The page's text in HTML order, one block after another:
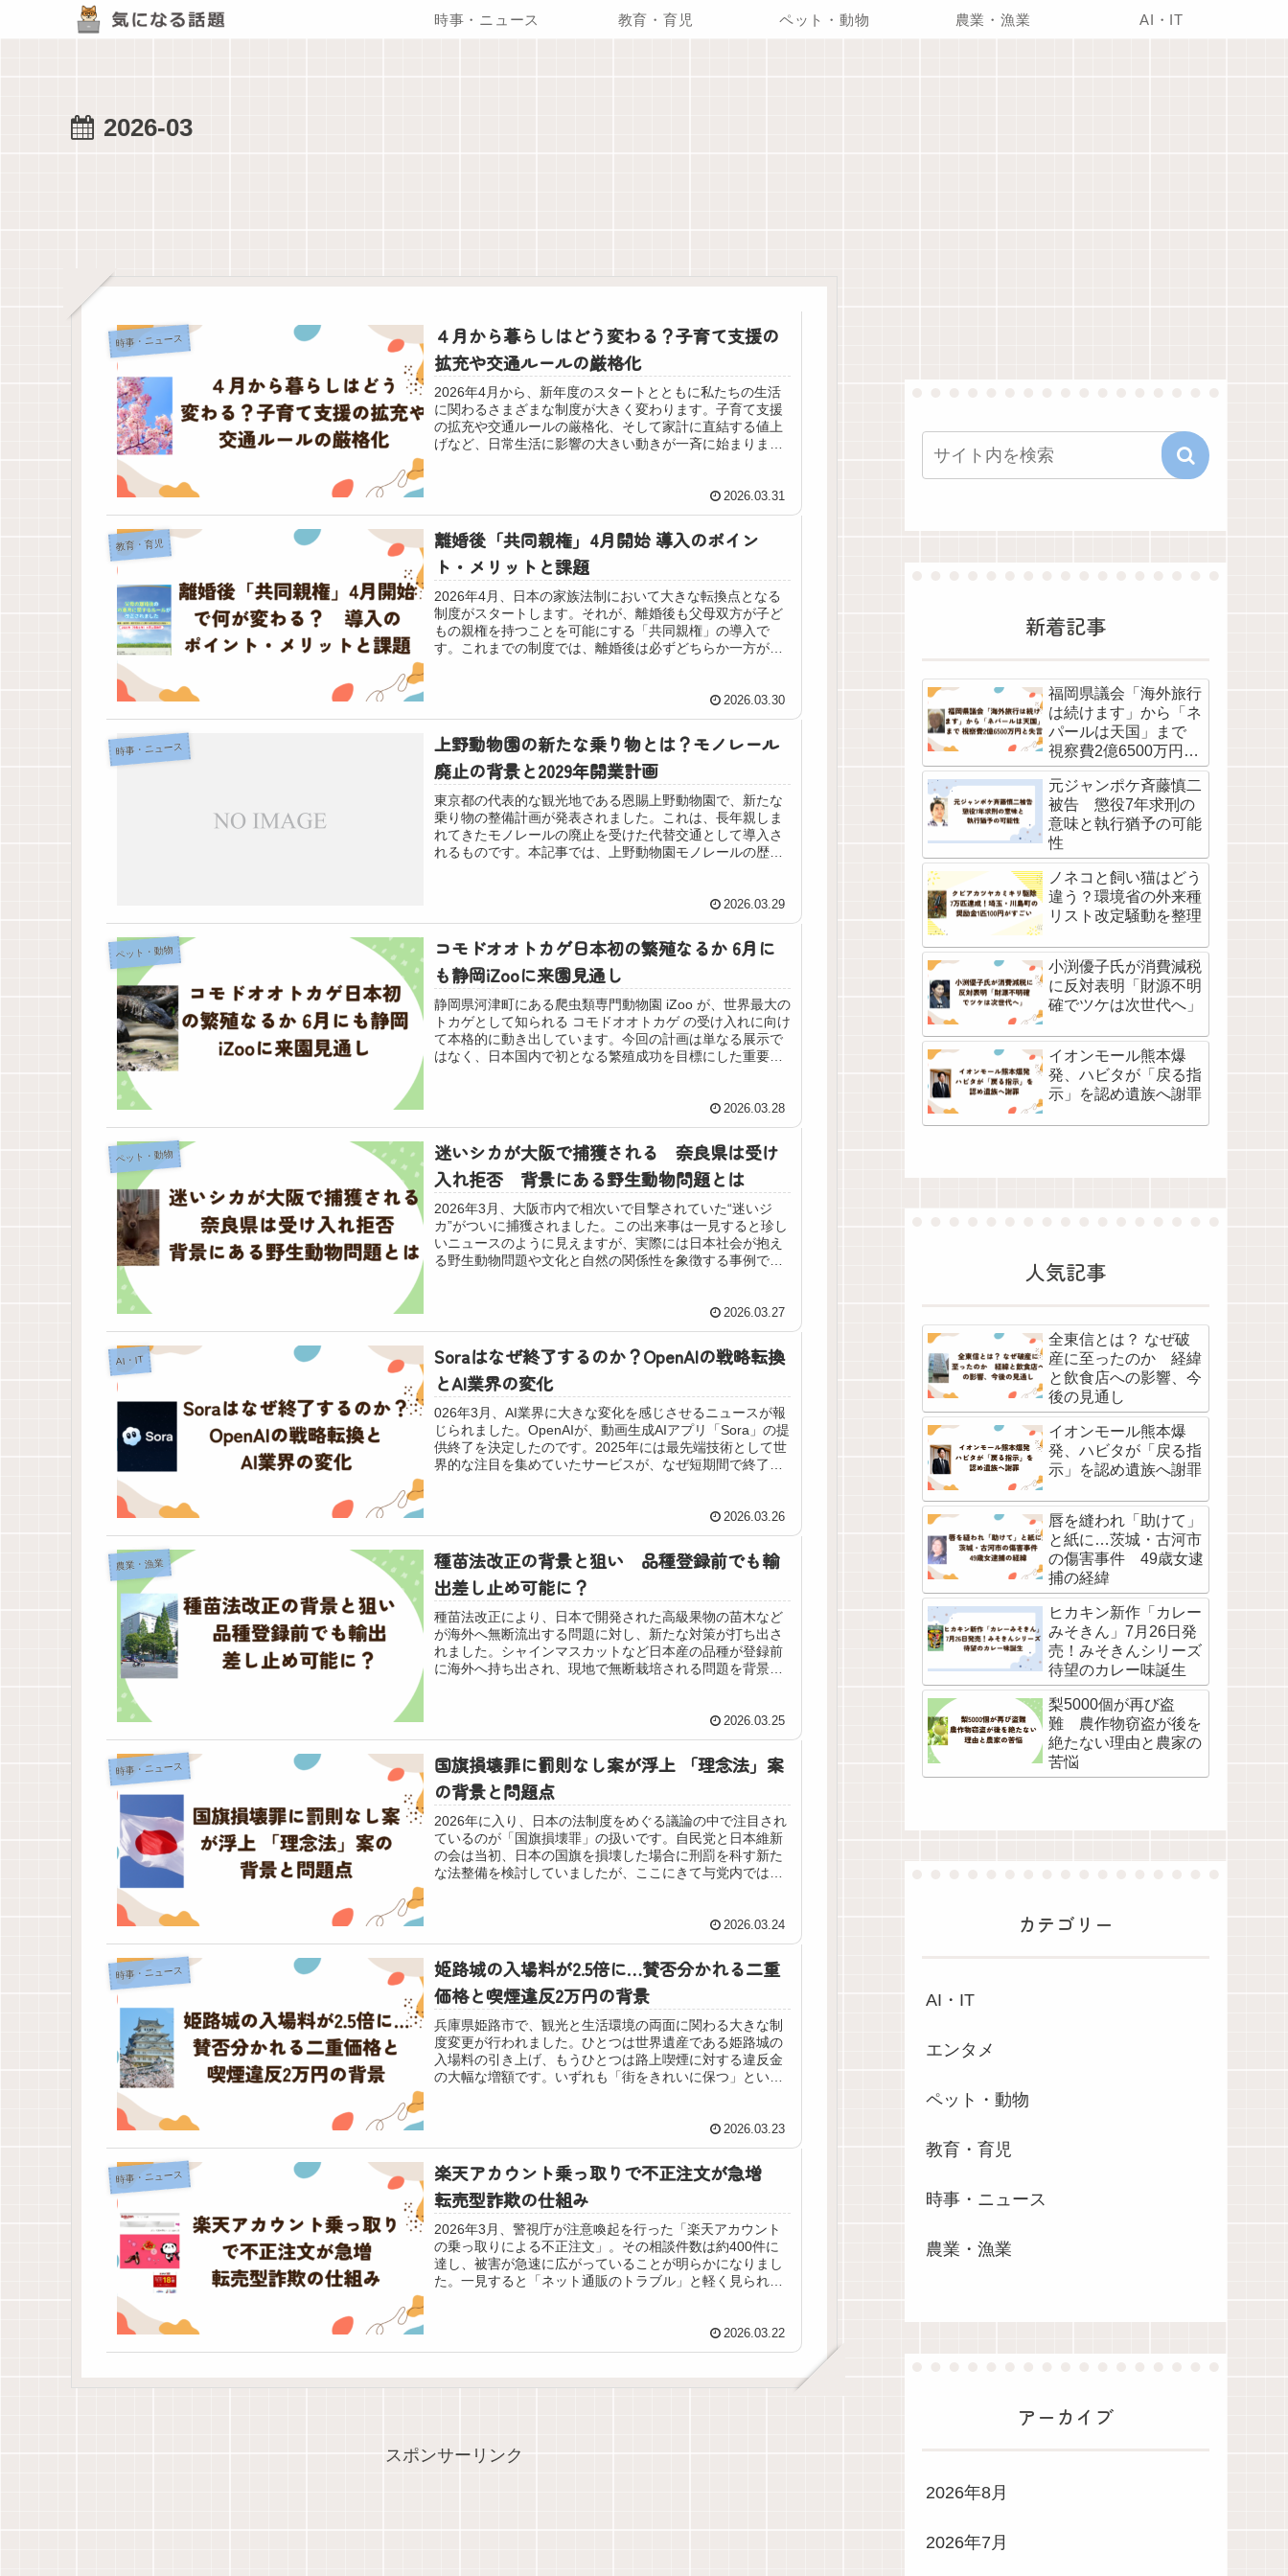
時事・ニュース 教育・育児 ペット・動物 農業・漁業 AI・IT
2026-03
時事・ニュース
４月から暮らしはどう変わる？子育て支援の
拡充や交通ルールの厳格化
2026年4月から、新年度のスタートとともに私たちの生活
に関わるさまざまな制度が大きく変わります。子育て支援
の拡充や交通ルールの厳格化、そして家計に直結する値上
げなど、日常生活に影響の大きい動きが一斉に始まりま
2026.03.31
教育・育児
離婚後「共同親権」4月開始 導入のポイン
ト・メリットと課題
2026年4月、日本の家族法制において大きな転換点となる
制度がスタートします。それが、離婚後も父母双方が子ど
もの親権を持つことを可能にする「共同親権」の導入で
す。これまでの制度では、離婚後は必ずどちらか一方が親
2026.03.30
時事・ニュース
上野動物園の新たな乗り物とは？モノレール
廃止の背景と2029年開業計画
東京都の代表的な観光地である恩賜上野動物園で、新たな
乗り物の整備計画が発表されました。これは、長年親しま
れてきたモノレールの廃止を受けた代替交通として導入さ
れるものです。本記事では、上野動物園モノレールの歴史
2026.03.29
ペット・動物
コモドオオトカゲ日本初の繁殖なるか 6月に
も静岡iZooに来園見通し
静岡県河津町にある爬虫類専門動物園 iZoo が、世界最大の
トカゲとして知られる コモドオオトカゲ の受け入れに向け
て本格的に動き出しています。今回の計画は単なる展示で
はなく、日本国内で初となる繁殖成功を目標にした重要プ
2026.03.28
ペット・動物
迷いシカが大阪で捕獲される 奈良県は受け
入れ拒否 背景にある野生動物問題とは
2026年3月、大阪市内で相次いで目撃されていた“迷いジ
カ”がついに捕獲されました。この出来事は一見すると珍し
いニュースのように見えますが、実際には日本社会が抱え
る野生動物問題や文化と自然の関係性を象徴する事例でも
2026.03.27
AI・IT
Soraはなぜ終了するのか？OpenAIの戦略転換
とAI業界の変化
026年3月、AI業界に大きな変化を感じさせるニュースが報
じられました。OpenAIが、動画生成AIアプリ「Sora」の提
供終了を決定したのです。2025年には最先端技術として世
界的な注目を集めていたサービスが、なぜ短期間で終了に
2026.03.26
農業・漁業
種苗法改正の背景と狙い 品種登録前でも輸
出差し止め可能に？
種苗法改正により、日本で開発された高級果物の苗木など
が海外へ無断流出する問題に対し、新たな対策が打ち出さ
れました。シャインマスカットなど日本産の品種が登録前
に海外へ持ち出され、現地で無断栽培される問題を背景
2026.03.25
時事・ニュース
国旗損壊罪に罰則なし案が浮上 「理念法」案
の背景と問題点
2026年に入り、日本の法制度をめぐる議論の中で注目され
ているのが「国旗損壊罪」の扱いです。自民党と日本維新
の会は当初、日本の国旗を損壊した場合に刑罰を科す新た
な法整備を検討していましたが、ここにきて与党内では罰
2026.03.24
時事・ニュース
姫路城の入場料が2.5倍に…賛否分かれる二重
価格と喫煙違反2万円の背景
兵庫県姫路市で、観光と生活環境の両面に関わる大きな制
度変更が行われました。ひとつは世界遺産である姫路城の
入場料の引き上げ、もうひとつは路上喫煙に対する違反金
の大幅な増額です。いずれも「街をきれいに保つ」という
2026.03.23
時事・ニュース
楽天アカウント乗っ取りで不正注文が急増
転売型詐欺の仕組み
2026年3月、警視庁が注意喚起を行った「楽天アカウント
の乗っ取りによる不正注文」。その相談件数は約400件に
達し、被害が急速に広がっていることが明らかになりまし
た。一見すると「ネット通販のトラブル」と軽く見られが
2026.03.22
スポンサーリンク
新着記事
福岡県議会「海外旅行
は続けます」から「ネ
パールは天国」まで
視察費2億6500万円と
失言
元ジャンポケ斉藤慎二
被告 懲役7年求刑の
意味と執行猶予の可能
性
ノネコと飼い猫はどう
違う？環境省の外来種
リスト改定騒動を整理
小渕優子氏が消費減税
に反対表明「財源不明
確でツケは次世代へ」
イオンモール熊本爆
発、ハビタが「戻る指
示」を認め遺族へ謝罪
人気記事
全東信とは？ なぜ破
産に至ったのか 経緯
と飲食店への影響、今
後の見通し
イオンモール熊本爆
発、ハビタが「戻る指
示」を認め遺族へ謝罪
唇を縫われ「助けて」
と紙に…茨城・古河市
の傷害事件 49歳女逮
捕の経緯
ヒカキン新作「カレー
みそきん」7月26日発
売！みそきんシリーズ
待望のカレー味誕生
梨5000個が再び盗
難 農作物窃盗が後を
絶たない理由と農家の
苦悩
カテゴリー
AI・IT
エンタメ
ペット・動物
教育・育児
時事・ニュース
農業・漁業
アーカイブ
2026年8月
2026年7月